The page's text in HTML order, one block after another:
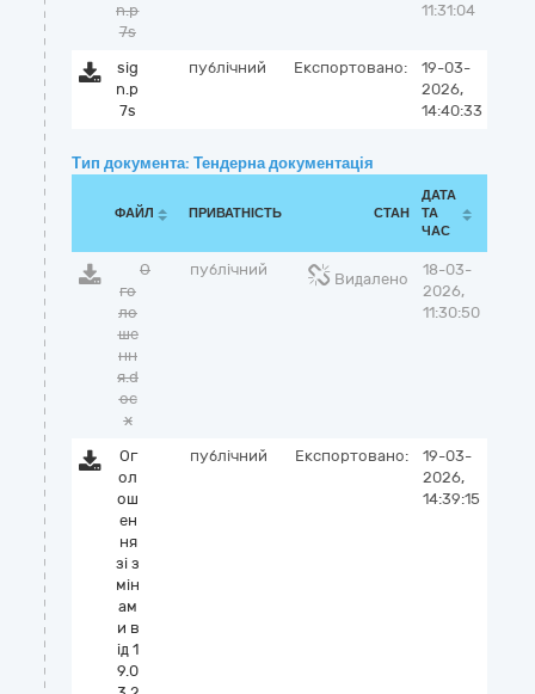
n.p
7s
11:31:04
sig
n.p
7s
публічний Експортовано:
19-03-
2026,
14:40:33
Тип документа: Тендерна документація
ФАЙЛ ПРИВАТНІСТЬ СТАН
ДАТА
ТА
ЧАС
О
го
ло
ше
нн
я.d
oc
x
публічний
Видалено
18-03-
2026,
11:30:50
Ог
ол
ош
ен
ня
зі з
мін
ам
и в
ід 1
9.0
публічний Експортовано:
19-03-
2026,
14:39:15